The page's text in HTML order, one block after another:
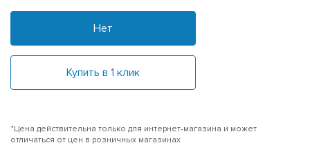
Нет
Купить в 1 клик
*Цена действительна только для интернет-магазина и может
отличаться от цен в розничных магазинах